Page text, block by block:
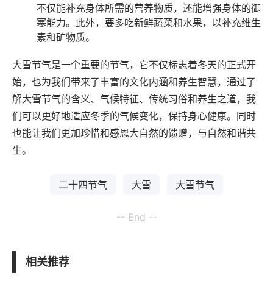
不仅能补充身体所需的营养物质，还能增强身体的御
寒能力。此外，要多吃新鲜蔬菜和水果，以补充维生
素和矿物质。
大雪节气是一个重要的节气，它不仅标志着冬天的正式开
始，也为我们带来了丰富的文化内涵和养生智慧，通过了
解大雪节气的含义、气候特征、传统习俗和养生之道，我
们可以更好地适应冬季的气候变化，保持身心健康。同时
也能让我们更加珍惜和感恩大自然的馈赠，与自然和谐共
生。
二十四节气 大雪 大雪节气
-- End --
相关推荐